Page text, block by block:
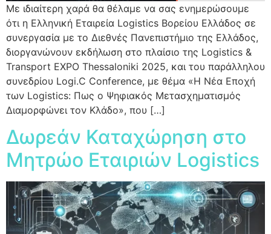
Με ιδιαίτερη χαρά θα θέλαμε να σας ενημερώσουμε
ότι η Ελληνική Εταιρεία Logistics Βορείου Ελλάδος σε
συνεργασία με το Διεθνές Πανεπιστήμιο της Ελλάδος,
διοργανώνουν εκδήλωση στο πλαίσιο της Logistics &
Transport EXPO Thessaloniki 2025, και του παράλληλου
συνεδρίου Logi.C Conference, με θέμα «Η Νέα Εποχή
των Logistics: Πως ο Ψηφιακός Μετασχηματισμός
Διαμορφώνει τον Κλάδο», που […]
Δωρεάν Καταχώρηση στο
Μητρώο Εταιριών Logistics